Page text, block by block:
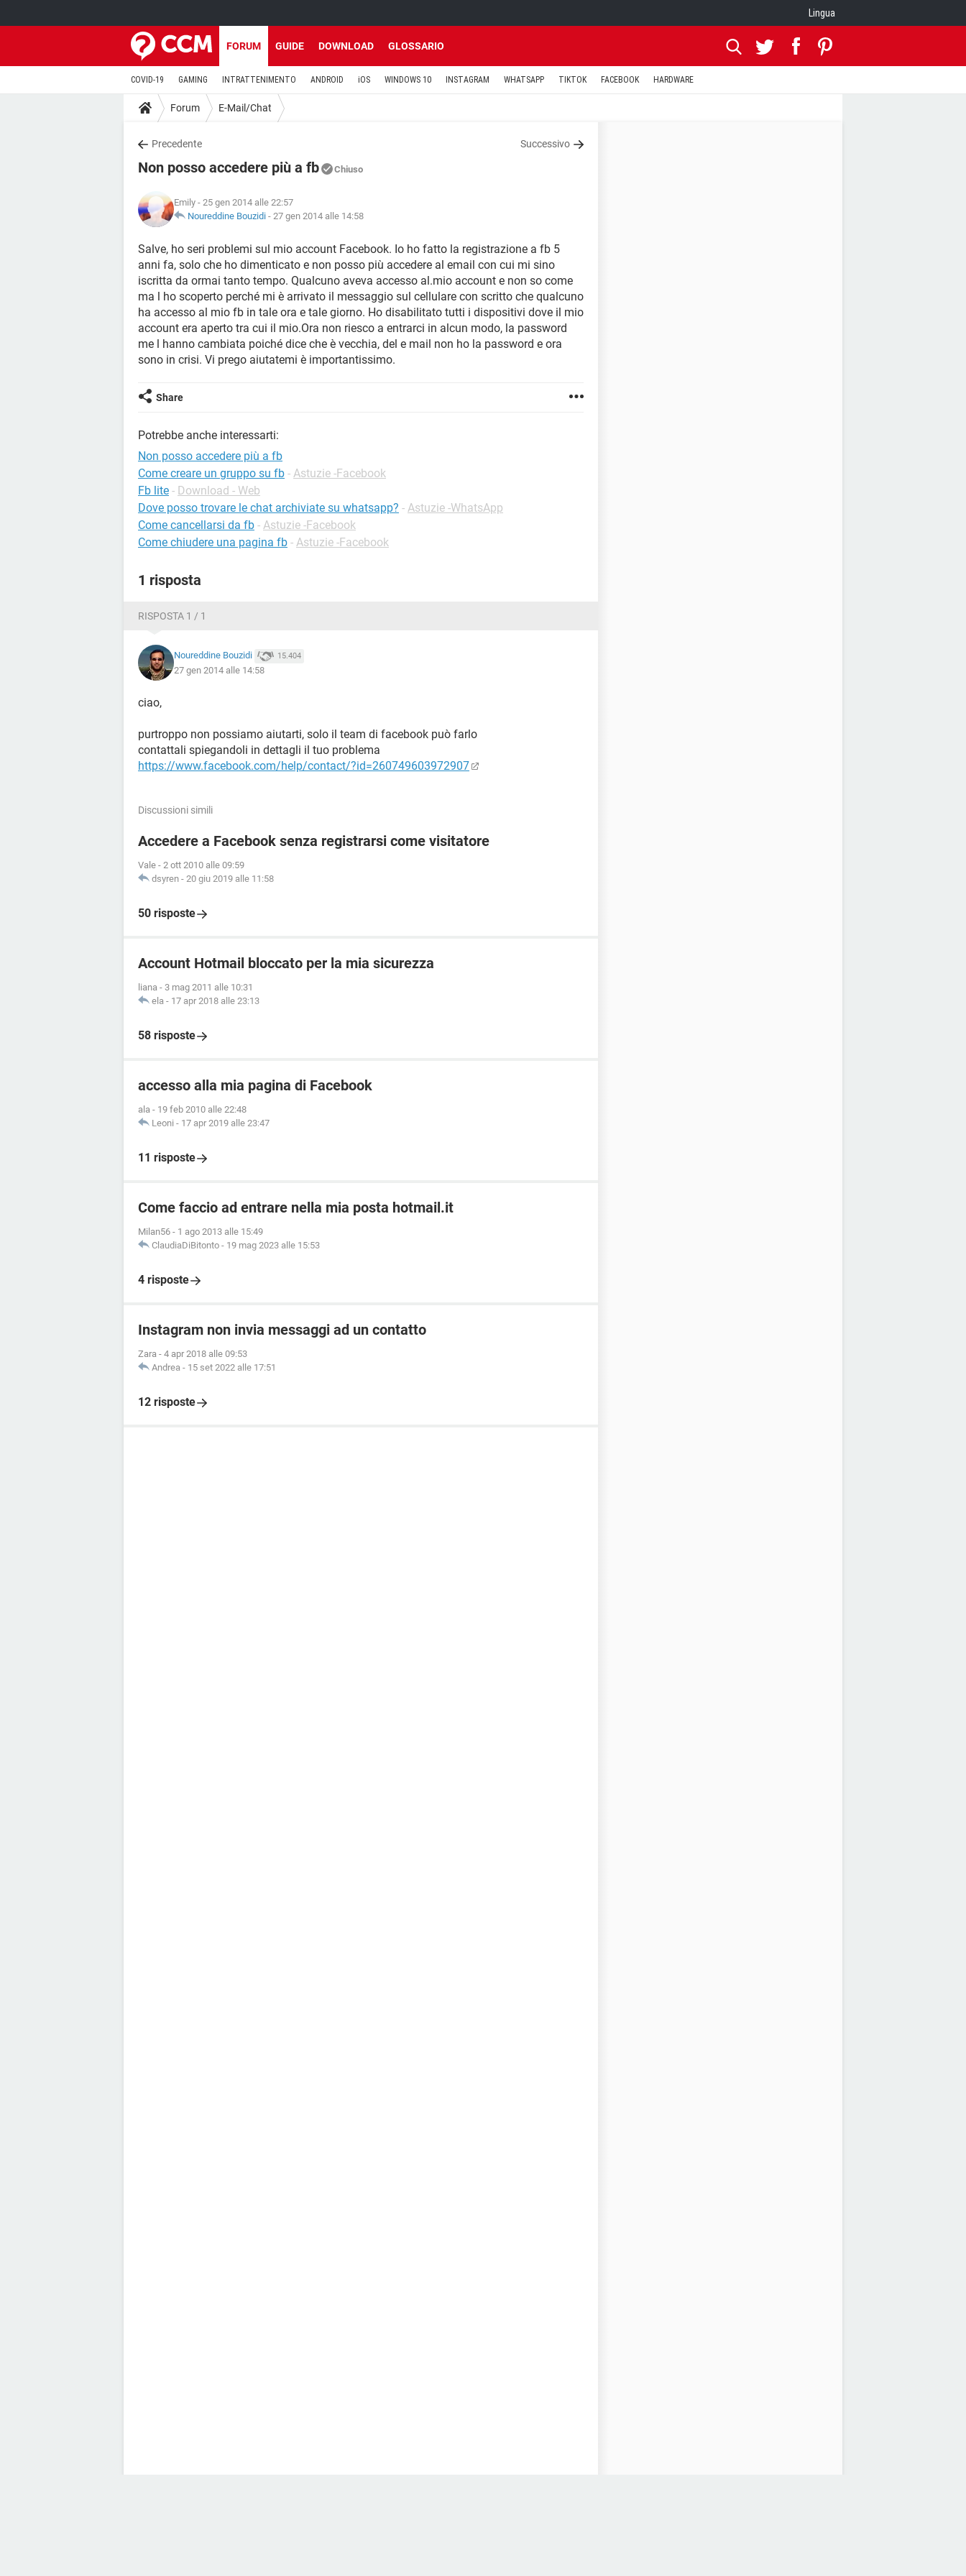
Lingua
FORUM GUIDE DOWNLOAD GLOSSARIO
COVID-19 GAMING INTRATTENIMENTO ANDROID iOS WINDOWS 10 INSTAGRAM WHATSAPP TIKTOK FACEBOOK HARDWARE
Forum E-Mail/Chat
Precedente Successivo
Non posso accedere più a fb Chiuso
Emily - 25 gen 2014 alle 22:57
Noureddine Bouzidi - 27 gen 2014 alle 14:58
Salve, ho seri problemi sul mio account Facebook. Io ho fatto la registrazione a fb 5
anni fa, solo che ho dimenticato e non posso più accedere al email con cui mi sino
iscritta da ormai tanto tempo. Qualcuno aveva accesso al.mio account e non so come
ma l ho scoperto perché mi è arrivato il messaggio sul cellulare con scritto che qualcuno
ha accesso al mio fb in tale ora e tale giorno. Ho disabilitato tutti i dispositivi dove il mio
account era aperto tra cui il mio.Ora non riesco a entrarci in alcun modo, la password
me l hanno cambiata poiché dice che è vecchia, del e mail non ho la password e ora
sono in crisi. Vi prego aiutatemi è importantissimo.
Share
Potrebbe anche interessarti:
Non posso accedere più a fb
Come creare un gruppo su fb - Astuzie -Facebook
Fb lite - Download - Web
Dove posso trovare le chat archiviate su whatsapp? - Astuzie -WhatsApp
Come cancellarsi da fb - Astuzie -Facebook
Come chiudere una pagina fb - Astuzie -Facebook
1 risposta
RISPOSTA 1 / 1
Noureddine Bouzidi 15.404
27 gen 2014 alle 14:58
ciao,
purtroppo non possiamo aiutarti, solo il team di facebook può farlo
contattali spiegandoli in dettagli il tuo problema
https://www.facebook.com/help/contact/?id=260749603972907
Discussioni simili
Accedere a Facebook senza registrarsi come visitatore
Vale - 2 ott 2010 alle 09:59
dsyren - 20 giu 2019 alle 11:58
50 risposte
Account Hotmail bloccato per la mia sicurezza
liana - 3 mag 2011 alle 10:31
ela - 17 apr 2018 alle 23:13
58 risposte
accesso alla mia pagina di Facebook
ala - 19 feb 2010 alle 22:48
Leoni - 17 apr 2019 alle 23:47
11 risposte
Come faccio ad entrare nella mia posta hotmail.it
Milan56 - 1 ago 2013 alle 15:49
ClaudiaDiBitonto - 19 mag 2023 alle 15:53
4 risposte
Instagram non invia messaggi ad un contatto
Zara - 4 apr 2018 alle 09:53
Andrea - 15 set 2022 alle 17:51
12 risposte